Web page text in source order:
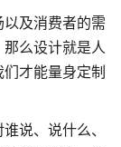
及消费者的需
么设计就是人
才能量身定制
说、说什么、